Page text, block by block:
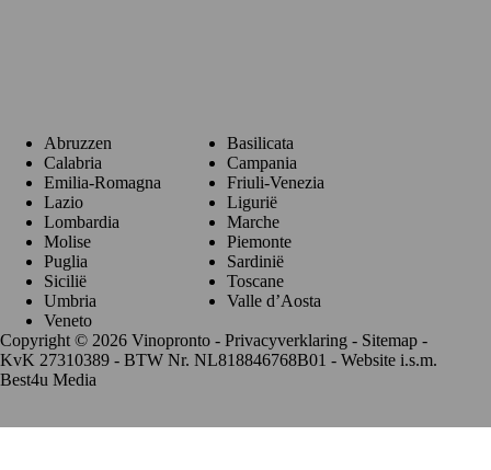
Abruzzen
Basilicata
Calabria
Campania
Emilia-Romagna
Friuli-Venezia
Lazio
Ligurië
Lombardia
Marche
Molise
Piemonte
Puglia
Sardinië
Sicilië
Toscane
Umbria
Valle d’Aosta
Veneto
Copyright © 2026 Vinopronto - Privacyverklaring - Sitemap -
KvK 27310389 - BTW Nr. NL818846768B01 - Website i.s.m.
Best4u Media